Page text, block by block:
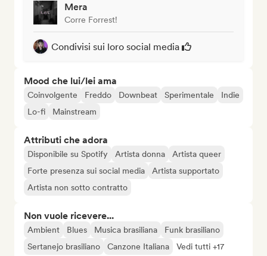
Mera
Corre Forrest!
Condivisi sui loro social media
Mood che lui/lei ama
Coinvolgente Freddo Downbeat Sperimentale
Indie
Lo-fi
Mainstream
Attributi che adora
Disponibile su Spotify Artista donna
Artista queer
Forte presenza sui social media
Artista supportato
Artista non sotto contratto
Non vuole ricevere...
Ambient Blues Musica brasiliana
Funk brasiliano
Sertanejo brasiliano
Canzone Italiana Vedi tutti +17